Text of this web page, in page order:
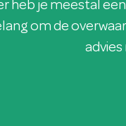
heb je meestal
om de
advies